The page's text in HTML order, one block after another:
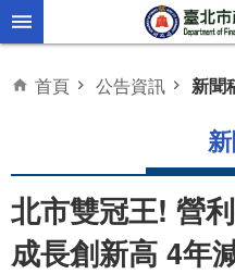
跳到主要內容區塊
首頁 公告資訊 新聞
北市雙冠王! 營
成長創新高 4年